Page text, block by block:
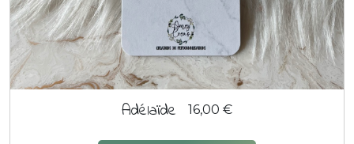
Adélaïde 16,00 €